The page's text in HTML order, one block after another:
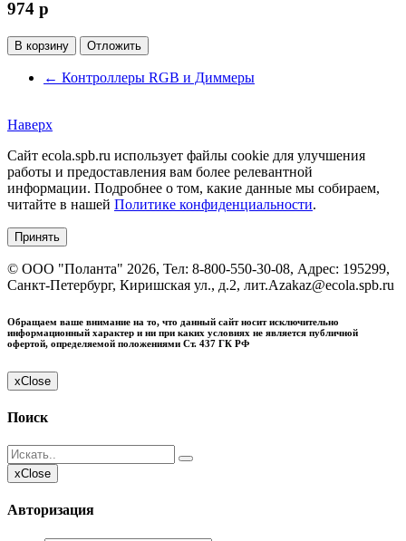
974 p
В корзину Отложить
← Контроллеры RGB и Диммеры
Наверх
Сайт ecola.spb.ru использует файлы cookie для улучшения
работы и предоставления вам более релевантной
информации. Подробнее о том, какие данные мы собираем,
читайте в нашей Политике конфиденциальности.
Принять
© ООО "Поланта" 2026, Тел: 8-800-550-30-08, Адрес: 195299,
Санкт-Петербург, Киришская ул., д.2, лит.Аzakaz@ecola.spb.ru
Обращаем ваше внимание на то, что данный сайт носит исключительно
информационный характер и ни при каких условиях не является публичной
офертой, определяемой положениями Ст. 437 ГК РФ
xClose
Поиск
xClose
Авторизация